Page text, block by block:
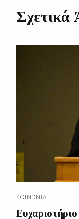
Σχετικά
ΚΟΙΝΩΝΊΑ